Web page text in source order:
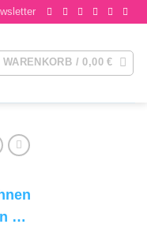
WARENKORB /0,00€
…